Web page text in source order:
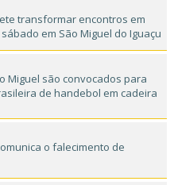
transformar encontros em
em São Miguel do Iguaçu
Miguel são convocados para
de handebol em cadeira
o falecimento de